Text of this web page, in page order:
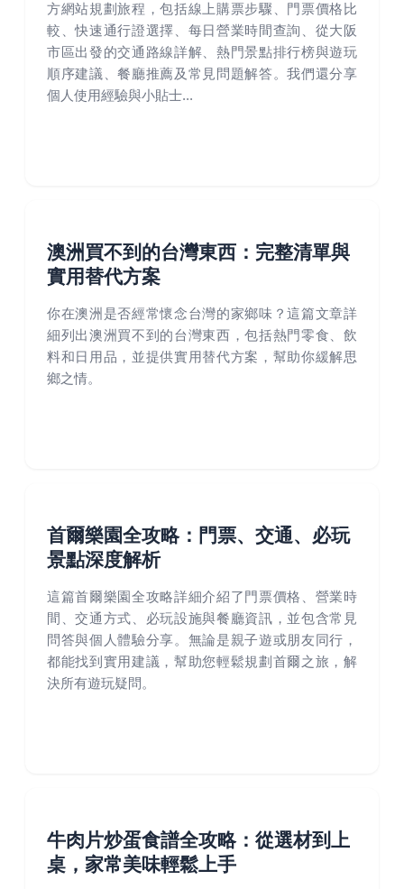
方網站規劃旅程，包括線上購票步驟、門票價格比
較、快速通行證選擇、每日營業時間查詢、從大阪
市區出發的交通路線詳解、熱門景點排行榜與遊玩
順序建議、餐廳推薦及常見問題解答。我們還分享
個人使用經驗與小貼士...
澳洲買不到的台灣東西：完整清單與
實用替代方案
你在澳洲是否經常懷念台灣的家鄉味？這篇文章詳
細列出澳洲買不到的台灣東西，包括熱門零食、飲
料和日用品，並提供實用替代方案，幫助你緩解思
鄉之情。
首爾樂園全攻略：門票、交通、必玩
景點深度解析
這篇首爾樂園全攻略詳細介紹了門票價格、營業時
間、交通方式、必玩設施與餐廳資訊，並包含常見
問答與個人體驗分享。無論是親子遊或朋友同行，
都能找到實用建議，幫助您輕鬆規劃首爾之旅，解
決所有遊玩疑問。
牛肉片炒蛋食譜全攻略：從選材到上
桌，家常美味輕鬆上手